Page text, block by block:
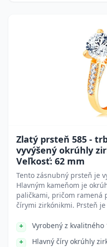
Zlatý prsteň 585 -
vyvýšený okrúhly
Veľkosť: 62 mm
Tento zásnubný prsteň je
Hlavným kameňom je
paličkami, pričom ramená
čírymi zirkónikmi. Prsteň
Vyrobený z kvalitného
Hlavný číry okrúhly